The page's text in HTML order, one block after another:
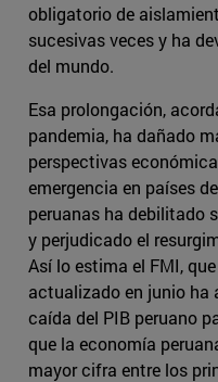
obligatorio de
sucesivas veces y ha
del mundo.
Esa prolongación,
pandemia, ha dañado
perspectivas
emergencia en países
peruanas ha debilitado
y perjudicado el
Así lo estima el FMI,
actualizado en junio ha
caída del PIB peruano
que la economía
mayor cifra entre los